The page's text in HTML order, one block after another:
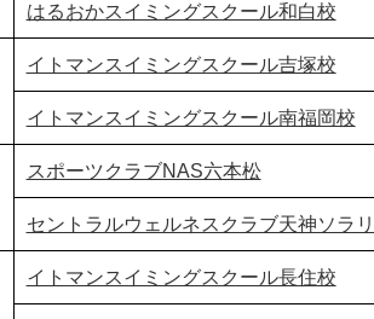
はるおかスイミングスクール和白校
イトマンスイミングスクール吉塚校
イトマンスイミングスクール南福岡校
スポーツクラブNAS六本松
セントラルウェルネスクラブ天神ソラ
イトマンスイミングスクール長住校